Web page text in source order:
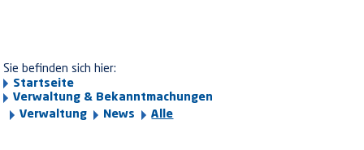
Sie befinden sich hier:
Startseite
Verwaltung & Bekanntmachungen
Verwaltung
News Alle